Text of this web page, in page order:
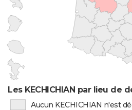
Les KECHICHIAN par lieu de
Aucun KECHICHIAN n'est